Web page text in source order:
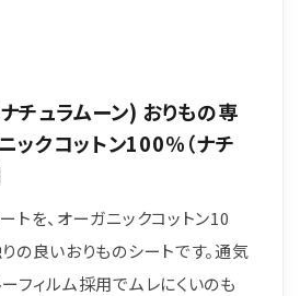
ュラムーン) おりもの専
ックコットン100％（ナチ
トを、オーガニックコットン10
の良いおりものシートです。通気
フィルム採用でムレにくいのも